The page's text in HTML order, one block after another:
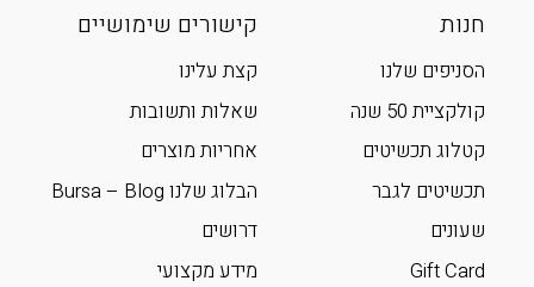
חנות
הסניפים שלנו
קולקציית 50 שנה
קטלוג תכשיטים
תכשיטים לגבר
שעונים
Gift Card
קישורים שימושיים
קצת עלינו
שאלות ותשובות
אחריות מוצרים
הבלוג שלנו Bursa – Blog
דרושים
מידע מקצועי